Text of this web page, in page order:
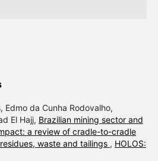
Edmo da Cunha Rodovalho,
El Hajj, Brazilian mining sector and
a review of cradle-to-cradle
waste and tailings , HOLOS: